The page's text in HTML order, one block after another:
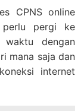
CPNS online
perlu pergi ke
waktu dengan
mana saja dan
internet